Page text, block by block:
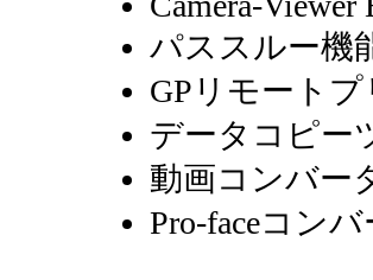
パススルー機
GPリモート
データコピー
動画コンバー
Pro-faceコン